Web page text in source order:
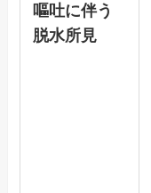
嘔吐に伴う
脱水所見